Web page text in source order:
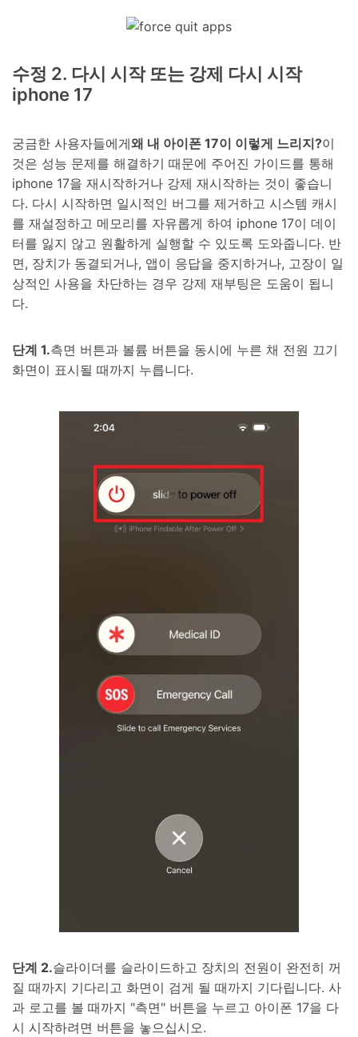
수정 2. 다시 시작 또는 강제 다시 시작
iphone 17
궁금한 사용자들에게왜 내 아이폰 17이 이렇게 느리지?이
것은 성능 문제를 해결하기 때문에 주어진 가이드를 통해
iphone 17을 재시작하거나 강제 재시작하는 것이 좋습니
다. 다시 시작하면 일시적인 버그를 제거하고 시스템 캐시
를 재설정하고 메모리를 자유롭게 하여 iphone 17이 데이
터를 잃지 않고 원활하게 실행할 수 있도록 도와줍니다. 반
면, 장치가 동결되거나, 앱이 응답을 중지하거나, 고장이 일
상적인 사용을 차단하는 경우 강제 재부팅은 도움이 됩니
다.
단계 1.측면 버튼과 볼륨 버튼을 동시에 누른 채 전원 끄기
화면이 표시될 때까지 누릅니다.
단계 2.슬라이더를 슬라이드하고 장치의 전원이 완전히 꺼
질 때까지 기다리고 화면이 검게 될 때까지 기다립니다. 사
과 로고를 볼 때까지 "측면" 버튼을 누르고 아이폰 17을 다
시 시작하려면 버튼을 놓으십시오.